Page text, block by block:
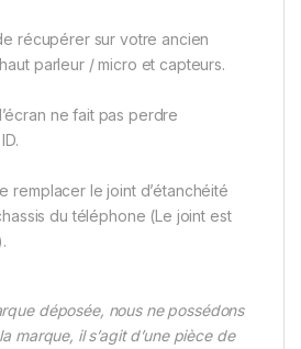
récupérer sur votre ancien
parleur / micro et capteurs.
ne fait pas perdre
remplacer le joint d’étanchéité
du téléphone (Le joint est
déposée, nous ne possédons
marque, il s’agit d’une pièce de